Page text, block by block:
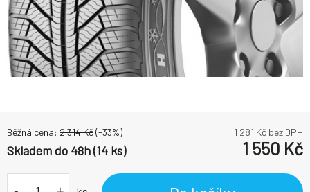
Běžná cena: 2 314Kč(-33%) 1 281 Kč bez DPH
Skladem do 48h (14 ks) 1 550 Kč